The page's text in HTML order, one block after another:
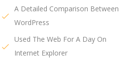
A Detailed Comparison Between
WordPress
Used The Web For A Day On
Internet Explorer